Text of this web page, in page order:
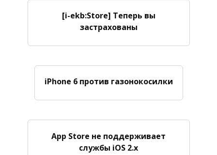
[i-ekb:Store] Теперь вы
застрахованы
iPhone 6 против газонокосилки
App Store не поддерживает
cлужбы iOS 2.x